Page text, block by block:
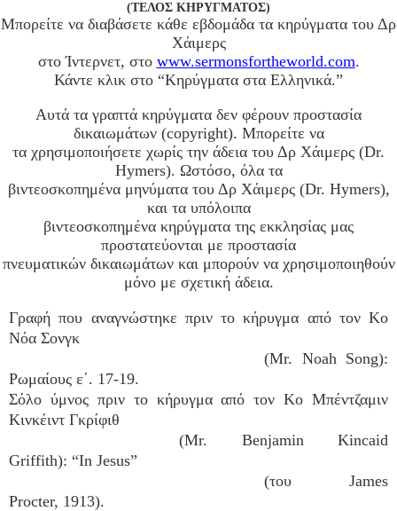
(ΤΕΛΟΣ ΚΗΡΥΓΜΑΤΟΣ)
Μπορείτε να διαβάσετε κάθε εβδομάδα τα κηρύγματα του Δρ
Χάιμερς
στο Ίντερνετ, στο www.sermonsfortheworld.com.
Κάντε κλικ στο “Κηρύγματα στα Ελληνικά.”
Αυτά τα γραπτά κηρύγματα δεν φέρουν προστασία
δικαιωμάτων (copyright). Μπορείτε να
τα χρησιμοποιήσετε χωρίς την άδεια του Δρ Χάιμερς (Dr.
Hymers). Ωστόσο, όλα τα
βιντεοσκοπημένα μηνύματα του Δρ Χάιμερς (Dr. Hymers),
και τα υπόλοιπα
βιντεοσκοπημένα κηρύγματα της εκκλησίας μας
προστατεύονται με προστασία
πνευματικών δικαιωμάτων και μπορούν να χρησιμοποιηθούν
μόνο με σχετική άδεια.
Γραφή που αναγνώστηκε πριν το κήρυγμα από τον Κο
Νόα Σονγκ
(Mr. Noah Song):
Ρωμαίους ε΄. 17-19.
Σόλο ύμνος πριν το κήρυγμα από τον Κο Μπέντζαμιν
Κινκέιντ Γκρίφιθ
(Mr. Benjamin Kincaid
Griffith): “In Jesus”
(του James
Procter, 1913).